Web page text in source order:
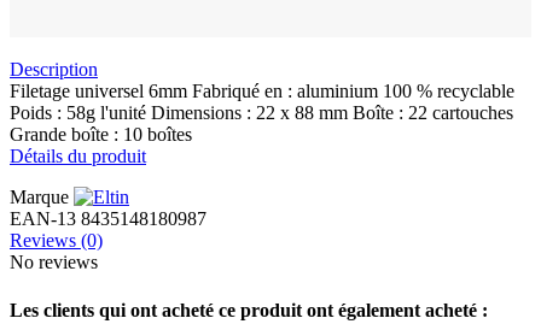
Description
Filetage universel 6mm Fabriqué en : aluminium 100 % recyclable
Poids : 58g l'unité Dimensions : 22 x 88 mm Boîte : 22 cartouches
Grande boîte : 10 boîtes
Détails du produit
Marque
EAN-13 8435148180987
Reviews (0)
No reviews
Les clients qui ont acheté ce produit ont également acheté :